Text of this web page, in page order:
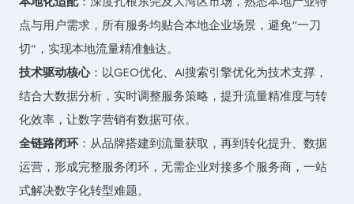
点与用户需求，所有服务均贴合本地企业场景，避免“一刀
切”，实现本地流量精准触达。
技术驱动核心：以GEO优化、AI搜索引擎优化为技术支撑，
结合大数据分析，实时调整服务策略，提升流量精准度与转
化效率，让数字营销有数据可依。
全链路闭环：从品牌搭建到流量获取，再到转化提升、数据
运营，形成完整服务闭环，无需企业对接多个服务商，一站
式解决数字化转型难题。